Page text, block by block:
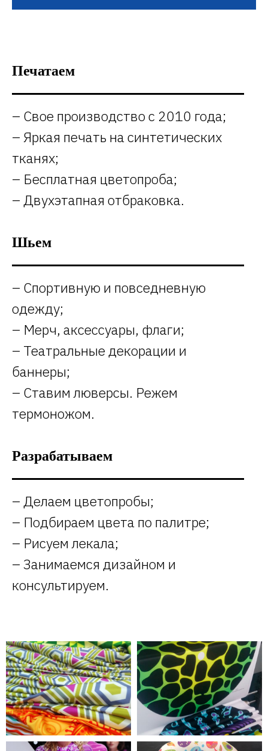
Печатаем
– Свое производство с 2010 года;
– Яркая печать на синтетических
тканях;
– Бесплатная цветопроба;
– Двухэтапная отбраковка.
Шьем
– Спортивную и повседневную
одежду;
– Мерч, аксессуары, флаги;
– Театральные декорации и
баннеры;
– Ставим люверсы. Режем
термоножом.
Разрабатываем
– Делаем цветопробы;
– Подбираем цвета по палитре;
– Рисуем лекала;
– Занимаемся дизайном и
консультируем.